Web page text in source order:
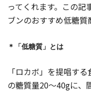
ってくれます。この
ブンのおすすめ低糖質
＊「低糖質」とは
「ロカボ」を提唱す
の糖質量20～40gに、